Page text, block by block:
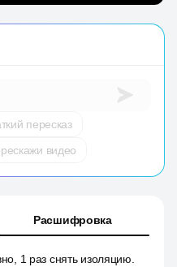
пересказ
видео
Расшифровка
1 раз снять изоляцию.